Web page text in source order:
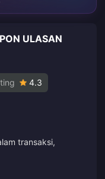
ULASAN
4.3
transaksi,